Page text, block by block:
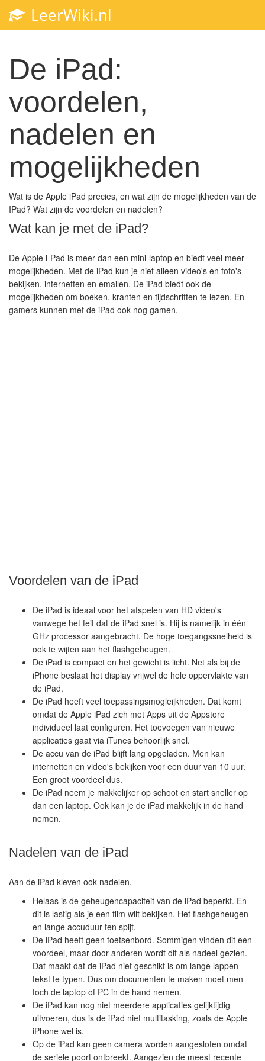
LeerWiki.nl
De iPad:
voordelen,
nadelen en
mogelijkheden
Wat is de Apple iPad precies, en wat zijn de mogelijkheden van de
IPad? Wat zijn de voordelen en nadelen?
Wat kan je met de iPad?
De Apple i-Pad is meer dan een mini-laptop en biedt veel meer
mogelijkheden. Met de iPad kun je niet alleen video's en foto's
bekijken, internetten en emailen. De iPad biedt ook de
mogelijkheden om boeken, kranten en tijdschriften te lezen. En
gamers kunnen met de iPad ook nog gamen.
Voordelen van de iPad
De iPad is ideaal voor het afspelen van HD video's
vanwege het feit dat de iPad snel is. Hij is namelijk in één
GHz processor aangebracht. De hoge toegangssnelheid is
ook te wijten aan het flashgeheugen.
De iPad is compact en het gewicht is licht. Net als bij de
iPhone beslaat het display vrijwel de hele oppervlakte van
de iPad.
De iPad heeft veel toepassingsmogleijkheden. Dat komt
omdat de Apple iPad zich met Apps uit de Appstore
individueel laat configuren. Het toevoegen van nieuwe
applicaties gaat via iTunes behoorlijk snel.
De accu van de iPad blijft lang opgeladen. Men kan
internetten en video's bekijken voor een duur van 10 uur.
Een groot voordeel dus.
De iPad neem je makkelijker op schoot en start sneller op
dan een laptop. Ook kan je de iPad makkelijk in de hand
nemen.
Nadelen van de iPad
Aan de iPad kleven ook nadelen.
Helaas is de geheugencapaciteit van de iPad beperkt. En
dit is lastig als je een film wilt bekijken. Het flashgeheugen
en lange accuduur ten spijt.
De iPad heeft geen toetsenbord. Sommigen vinden dit een
voordeel, maar door anderen wordt dit als nadeel gezien.
Dat maakt dat de iPad niet geschikt is om lange lappen
tekst te typen. Dus om documenten te maken moet men
toch de laptop of PC in de hand nemen.
De iPad kan nog niet meerdere applicaties gelijktijdig
uitvoeren, dus is de iPad niet multitasking, zoals de Apple
iPhone wel is.
Op de iPad kan geen camera worden aangesloten omdat
de seriele poort ontbreekt. Aangezien de meest recente